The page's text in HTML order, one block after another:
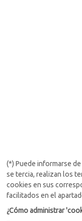
(*) Puede informarse
se tercia, realizan los
cookies en sus
facilitados en el
¿Cómo administrar